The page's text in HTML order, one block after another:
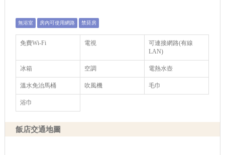
無浴室 房內可使用網路 禁菸房
免費Wi-Fi 電視
可連接網路(有線
LAN)
冰箱 空調 電熱水壺
溫水免治馬桶 吹風機 毛巾
浴巾
飯店交通地圖